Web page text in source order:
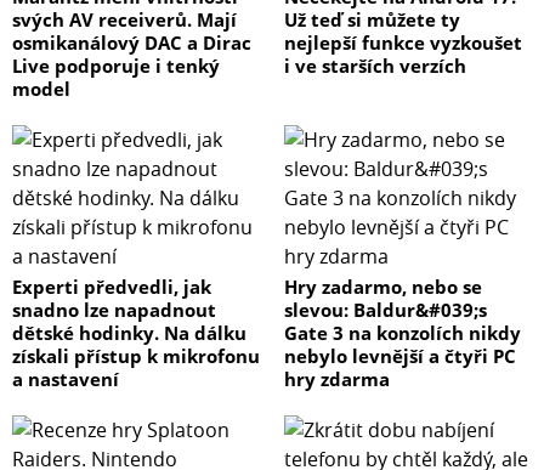
svých AV receiverů. Mají
osmikanálový DAC a Dirac
Live podporuje i tenký
model
Už teď si můžete ty
nejlepší funkce vyzkoušet
i ve starších verzích
Experti předvedli, jak
snadno lze napadnout
dětské hodinky. Na dálku
získali přístup k mikrofonu
a nastavení
Hry zadarmo, nebo se
slevou: Baldur&#039;s
Gate 3 na konzolích nikdy
nebylo levnější a čtyři PC
hry zdarma